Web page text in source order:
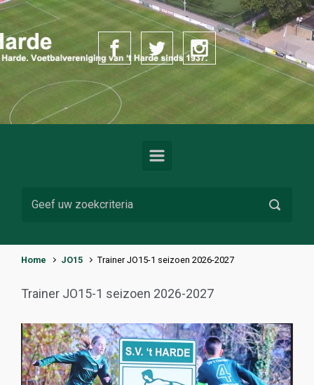
Spring naar de hoofdinhoud
Home JO15 Trainer JO15-1 seizoen 2026-2027
Trainer JO15-1 seizoen 2026-2027